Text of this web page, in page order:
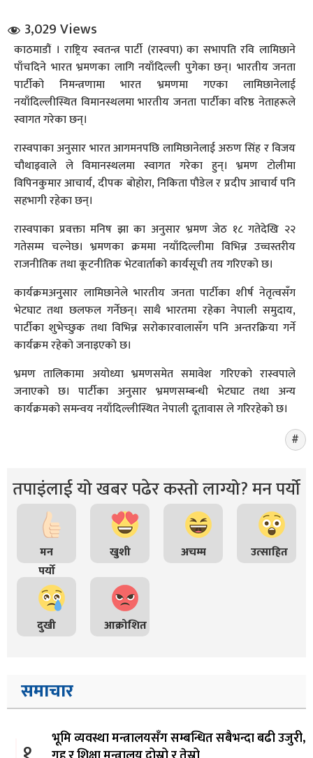
संवाद
3,029 Views
काठमाडौं । राष्ट्रिय स्वतन्त्र पार्टी (रास्वपा) का सभापति रवि लामिछाने
पाँचदिने भारत भ्रमणका लागि नयाँदिल्ली पुगेका छन्। भारतीय जनता
पार्टीको निमन्त्रणामा भारत भ्रमणमा गएका लामिछानेलाई
नयाँदिल्लीस्थित विमानस्थलमा भारतीय जनता पार्टीका वरिष्ठ नेताहरूले
स्वागत गरेका छन्।
रास्वपाका अनुसार भारत आगमनपछि लामिछानेलाई अरुण सिंह र विजय
चौथाइवाले ले विमानस्थलमा स्वागत गरेका हुन्। भ्रमण टोलीमा
विपिनकुमार आचार्य, दीपक बोहोरा, निकिता पौडेल र प्रदीप आचार्य पनि
सहभागी रहेका छन्।
रास्वपाका प्रवक्ता मनिष झा का अनुसार भ्रमण जेठ १८ गतेदेखि २२
गतेसम्म चल्नेछ। भ्रमणका क्रममा नयाँदिल्लीमा विभिन्न उच्चस्तरीय
राजनीतिक तथा कूटनीतिक भेटवार्ताको कार्यसूची तय गरिएको छ।
कार्यक्रमअनुसार लामिछानेले भारतीय जनता पार्टीका शीर्ष नेतृत्वसँग
भेटघाट तथा छलफल गर्नेछन्। साथै भारतमा रहेका नेपाली समुदाय,
पार्टीका शुभेच्छुक तथा विभिन्न सरोकारवालासँग पनि अन्तरक्रिया गर्ने
कार्यक्रम रहेको जनाइएको छ।
भ्रमण तालिकामा अयोध्या भ्रमणसमेत समावेश गरिएको रास्वपाले
जनाएको छ। पार्टीका अनुसार भ्रमणसम्बन्धी भेटघाट तथा अन्य
कार्यक्रमको समन्वय नयाँदिल्लीस्थित नेपाली दूतावास ले गरिरहेको छ।
तपाइंलाई यो खबर पढेर कस्तो लाग्यो? मन पर्यो
मन
पर्यो
खुशी अचम्म उत्साहित
दुखी आक्रोशित
समाचार
भूमि व्यवस्था मन्त्रालयसँग सम्बन्धित सबैभन्दा बढी उजुरी,